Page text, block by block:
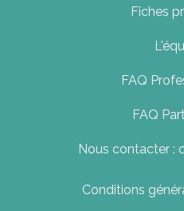
Fiches
FAQ
FAQ
Nous contacter :
Conditions